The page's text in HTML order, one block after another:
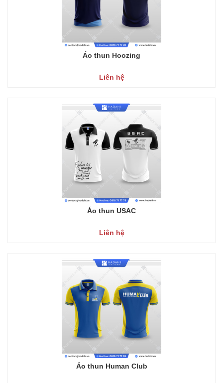
Áo thun Hoozing
Liên hệ
Áo thun USAC
Liên hệ
Áo thun Human Club